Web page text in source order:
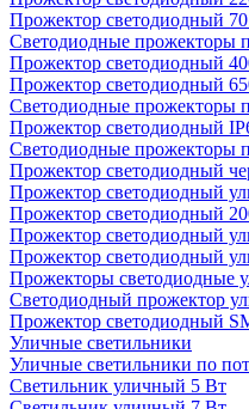
Прожектор светодиодный
Светодиодные прожекторы
Прожектор светодиодный
Прожектор светодиодный
Светодиодные прожекторы
Прожектор светодиодный
Светодиодные прожекторы
Прожектор светодиодный
Прожектор светодиодный
Прожектор светодиодный
Прожектор светодиодный
Прожектор светодиодный
Прожекторы светодиодные
Светодиодный прожектор
Прожектор светодиодный
Уличные светильники
Уличные светильники по
Светильник уличный 5 Вт